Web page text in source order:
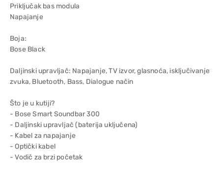
Priključak bas modula
Napajanje
Boja:
Bose Black
Daljinski upravljač: Napajanje, TV izvor, glasnoća, isključivanje
zvuka, Bluetooth, Bass, Dialogue način
Što je u kutiji?
- Bose Smart Soundbar 300
- Daljinski upravljač (baterija uključena)
- Kabel za napajanje
- Optički kabel
- Vodič za brzi početak